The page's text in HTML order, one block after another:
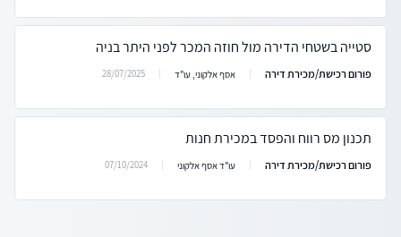
סטייה בשטחי הדירה מול חוזה המכר לפני היתר בניה
פורום רכישת/מכירת דירה אסף אלקוני, עו"ד 28/07/2025
תכנון מס רווח והפסד במכירת חנות
פורום רכישת/מכירת דירה עו"ד אסף אלקוני 07/10/2024